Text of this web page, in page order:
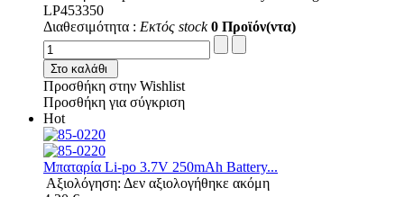
LP453350
Διαθεσιμότητα : Εκτός stock 0 Προϊόν(ντα)
Στο καλάθι
Προσθήκη στην Wishlist
Προσθήκη για σύγκριση
Hot
Μπαταρία Li-po 3.7V 250mAh Battery...
Αξιολόγηση: Δεν αξιολογήθηκε ακόμη